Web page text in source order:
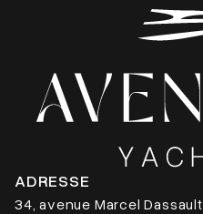
ADRESSE
34, avenue Marcel Dassault